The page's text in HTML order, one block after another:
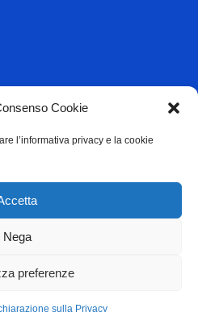
Cookie
l’informativa privacy e la cookie
Nega
preferenze
sulla Privacy